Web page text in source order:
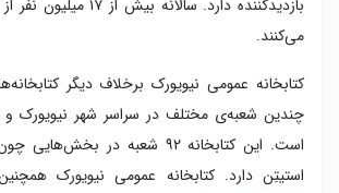
بازدیدکننده دارد. سالانه
می‌کنند.
کتابخانه عمومی نیویورک برخلاف دیگر
چندین شعبه‌ی مختلف در سراسر شهر نیویورک
است. این کتابخانه ۹۲ شعبه در
استیتِن دارد. کتابخانه عمومی نیویورک